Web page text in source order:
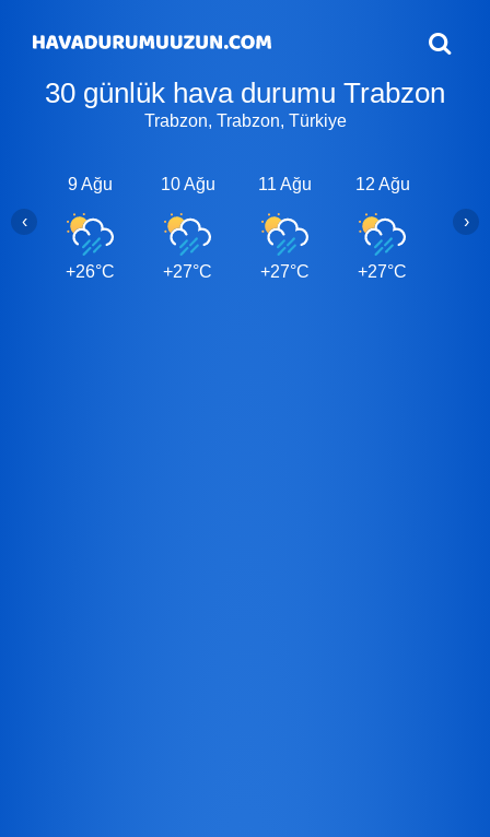
30 günlük hava durumu Trabzon
Trabzon, Trabzon, Türkiye
9 Ağu
+26°C
10 Ağu
+27°C
11 Ağu
+27°C
12 Ağu
+27°C
‹ ›